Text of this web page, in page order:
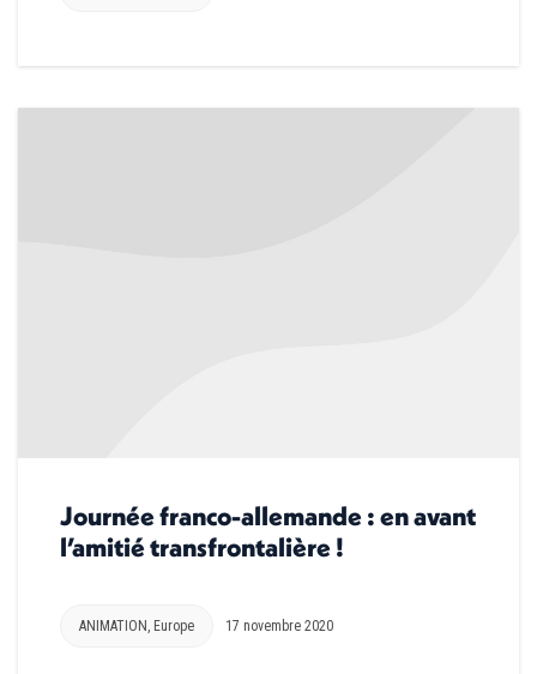
Journée franco-allemande : en avant
l’amitié transfrontalière !
ANIMATION , Europe 17 novembre 2020